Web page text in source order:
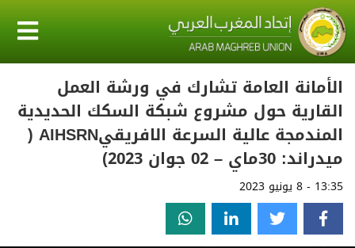
الأمانة العامة تشارك في ورشة العمل
القارية حول مشروع شبكة السكك الحديدية
المندمجة عالية السرعة الافريقيAIHSRN (
ميدراند: 30ماي – 02 جوان 2023)
13:35 - 8 يونيو 2023